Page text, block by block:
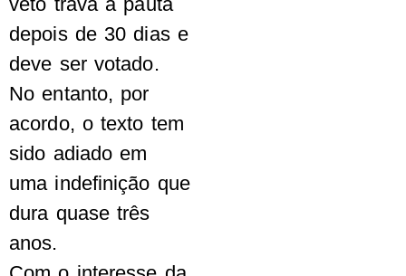
depois de 30 dias e
deve ser votado.
No entanto, por
acordo, o texto tem
sido adiado em
uma indefinição que
dura quase três
anos.